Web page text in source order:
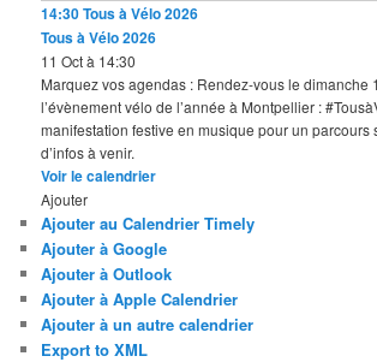
14:30Tous à Vélo 2026
Tous à Vélo 2026
11 Oct à 14:30
Marquez vos agendas : Rendez-vous le dimanche
l’évènement vélo de l’année à Montpellier :
manifestation festive en musique pour un parcours
d’infos à venir.
Voir le calendrier
Ajouter
Ajouter au Calendrier Timely
Ajouter à Google
Ajouter à Outlook
Ajouter à Apple Calendrier
Ajouter à un autre calendrier
Export to XML